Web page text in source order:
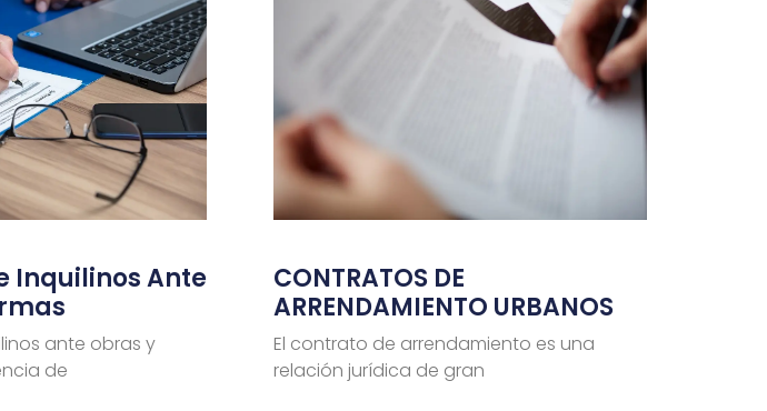
Inquilinos Ante
ante obras y
de
CONTRATOS DE
ARRENDAMIENTO URBANOS
El contrato de arrendamiento es una
relación jurídica de gran